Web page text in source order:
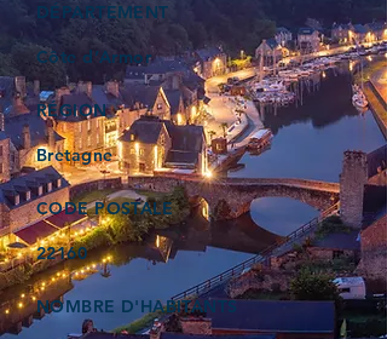
DÉPARTEMENT
Côte d’Armor
RÉGION
Bretagne
CODE POSTALE
22160
NOMBRE D'HABITANTS